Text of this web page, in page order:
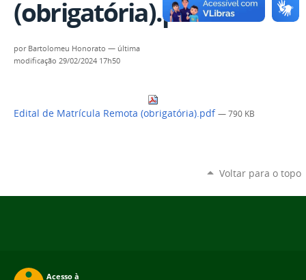
(obrigatória).pdf
por Bartolomeu Honorato — última
modificação 29/02/2024 17h50
Edital de Matrícula Remota (obrigatória).pdf — 790 KB
Voltar para o topo